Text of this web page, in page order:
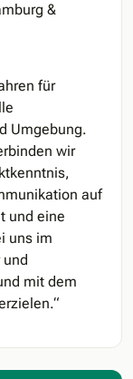
&
für
Umgebung.
wir
auf
und eine
uns im
mit dem